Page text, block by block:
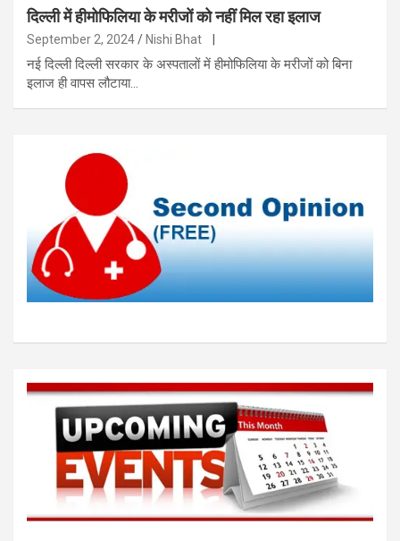
दिल्ली में हीमोफिलिया के मरीजों को नहीं मिल रहा इलाज
September 2, 2024 Nishi Bhat
नई दिल्ली दिल्ली सरकार के अस्पतालों में हीमोफिलिया के मरीजों को बिना
इलाज ही वापस लौटाया…